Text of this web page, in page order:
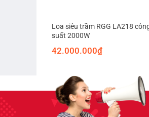
Loa siêu trầm RGG LA218
suất 2000W
42.000.000₫